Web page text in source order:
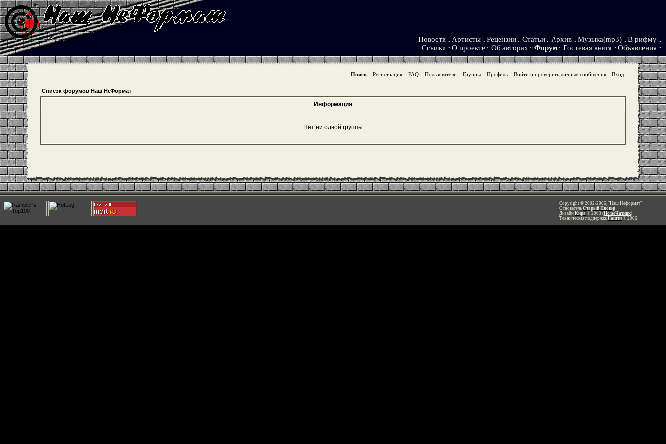
Новости :: Артисты :: Рецензии :: Статьи :: Архив :: Музыка(mp3) :: В рифму ::
Ссылки :: О проекте :: Об авторах :: Форум :: Гостевая книга :: Объявления ::
Поиск: Регистрация: FAQ: Пользователи: Группы: Профиль: Войти и проверить личные сообщения: Вход
Список форумов Наш НеФормат
Информация
Нет ни одной группы
Copyright © 2002-2006, "Наш Неформат"
Основатель Старый Пионэр
Дизайн Кира © 2003 (HomeЧатник)
Техническая поддержка Пашти © 2006